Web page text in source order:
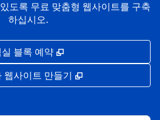
도록 무료 맞춤형 웹사이트를 구축
하십시오.
실 블록 예약 ,
웹사이트 만들기 ,